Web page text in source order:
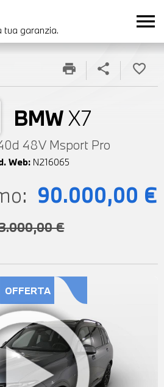
tua garanzia. menu
BMWX7
48V Msport Pro
Web: N216065
print share favorite_border
90.000,00 €
€
OFFERTA